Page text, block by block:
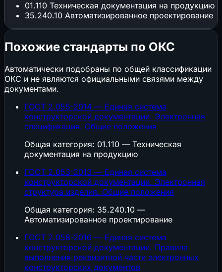
01.110 Техническая документация на продукцию
35.240.10 Автоматизированное проектирование
Похожие стандарты по ОКС
Автоматически подобраны по общей классификации
ОКС и не являются официальными связями между
документами.
ГОСТ 2.055-2014 — Единая система
конструкторской документации. Электронная
спецификация. Общие положения
Общая категория: 01.110 — Техническая
документация на продукцию
ГОСТ 2.053-2013 — Единая система
конструкторской документации. Электронная
структура изделия. Общие положения
Общая категория: 35.240.10 —
Автоматизированное проектирование
ГОСТ 2.058-2016 — Единая система
конструкторской документации. Правила
выполнения реквизитной части электронных
конструкторских документов